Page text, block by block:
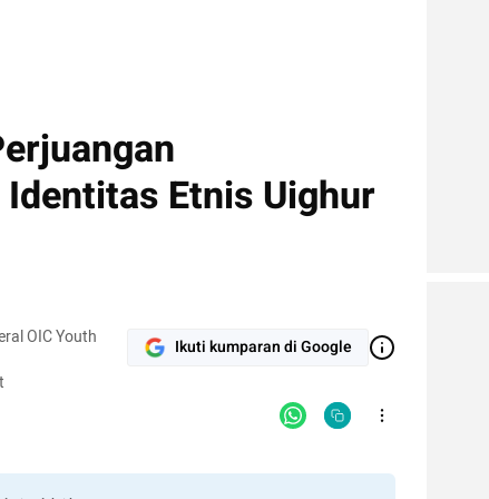
Etnis Uighur
OIC Youth
Ikuti kumparan di Google